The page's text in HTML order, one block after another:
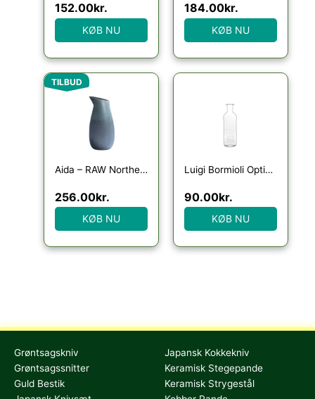
152.00kr.
KØB NU
184.00kr.
KØB NU
TILBUD
Aida – RAW Northern Green – vandkaraffel 1 stk
Den oprindelige pris var: 329.95kr..
256.00kr.
Den aktuelle pris er: 256.00kr..
KØB NU
Luigi Bormioli Optima Water carafe 26 cm 75 cl Clear
90.00kr.
KØB NU
Grøntsagskniv
Grøntsagssnitter
Guld Bestik
Japansk Kokkekniv
Keramisk Stegepande
Keramisk Strygestål